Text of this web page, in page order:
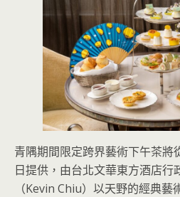
青隅期間限定跨界藝術下午茶將
日提供，由台北文華東方酒店行
（Kevin Chiu）以天野的經典